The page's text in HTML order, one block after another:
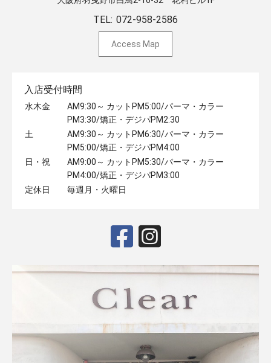
TEL: 072-958-2586
Access Map
入店受付時間
水木金
AM9:30～ カットPM5:00/パーマ・カラー
PM3:30/矯正・デジパPM2:30
土
AM9:30～ カットPM6:30/パーマ・カラー
PM5:00/矯正・デジパPM4:00
日・祝
AM9:00～ カットPM5:30/パーマ・カラー
PM4:00/矯正・デジパPM3:00
定休日
毎週月・火曜日